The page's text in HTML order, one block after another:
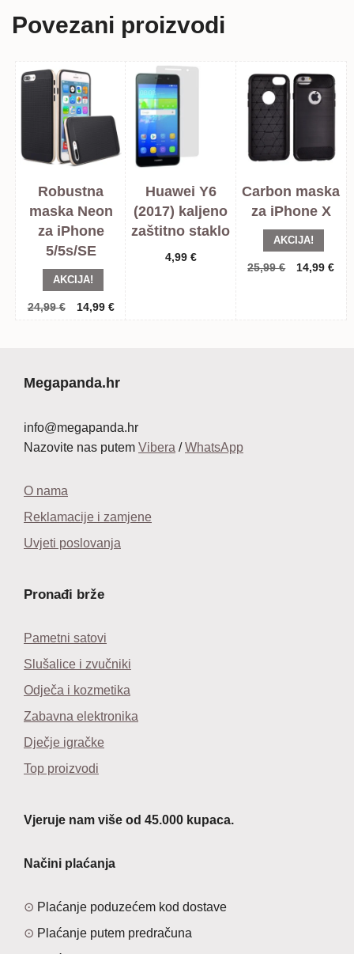
Povezani proizvodi
Robustna
maska Neon
za iPhone
5/5s/SE
AKCIJA!
24,99€
Izvorna
14,99 €Trenutna
Huawei Y6
(2017) kaljeno
zaštitno staklo
4,99 €
Carbon maska
za iPhone X
AKCIJA!
25,99€
Izvorna
14,99€
Megapanda.hr
info@megapanda.hr
Nazovite nas putem Vibera /WhatsApp
O nama
Reklamacije i zamjene
Uvjeti poslovanja
Pronađi brže
Pametni satovi
Slušalice i zvučniki
Odječa i kozmetika
Zabavna elektronika
Dječje igračke
Top proizvodi
Vjeruje nam više od 45.000 kupaca.
Načini plaćanja
Plaćanje poduzećem kod dostave
Plaćanje putem predračuna